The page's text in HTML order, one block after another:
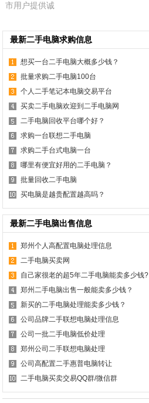
市用户提供诚
最新二手电脑求购信息
想买一台二手电脑大概多少钱？
批量求购二手电脑100台
个人二手笔记本电脑交易平台
买卖二手电脑欢迎到二手电脑网
二手电脑回收平台哪个好？
求购一台联想二手电脑
求购二手台式电脑一台
哪里有便宜好用的二手电脑？
批量回收二手电脑
买电脑是越贵配置越高吗？
最新二手电脑出售信息
郑州个人高配置电脑处理信息
二手电脑买卖网
自己家很老的超5年二手电脑能卖多少钱?
郑州二手电脑出售一般能卖多少钱？
新买的二手电脑处理能卖多少钱？
公司品牌二手联想电脑处理信息
公司一批二手电脑低价处理
郑州公司二手联想电脑处理
公司高配置二手惠普电脑转让
二手电脑买卖交易QQ群/微信群